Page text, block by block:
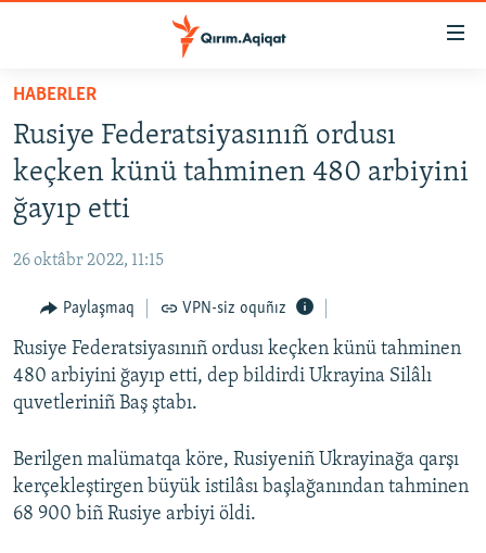
Esas
qaytmaq
Baş
navigatsiyağa
qaytmaq
Qıdıruvğa
SİYASET
İQTİSADİYAT
MEDENİYET
İNSAN AQLARI
VİDEO
SÜRET
FİKİR
Русский
HABERLER
Rusiye Federatsiyasınıñ ordusı
keçken künü tahminen 480 arbiyini
ğayıp etti
26 oktâbr 2022, 11:15
Paylaşmaq VPN-siz oquñız
Rusiye Federatsiyasınıñ ordusı keçken künü tahminen
480 arbiyini ğayıp etti, dep bildirdi Ukrayina Silâlı
quvetleriniñ Baş ştabı.
Berilgen malümatqa köre, Rusiyeniñ Ukrayinağa qarşı
kerçekleştirgen büyük istilâsı başlağanından tahminen
68 900 biñ Rusiye arbiyi öldi.